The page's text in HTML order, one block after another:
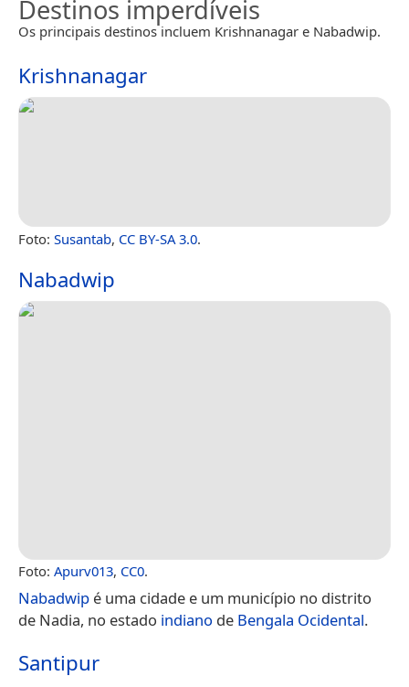
Destinos imperdíveis
Os principais destinos incluem Krishnanagar e Nabadwip.
Krishnanagar
Foto: Susantab, CC BY-SA 3.0.
Nabadwip
Foto: Apurv013, CC0.
Nabadwip é uma cidade e um município no distrito
de Nadia, no estado indiano de Bengala Ocidental.
Santipur